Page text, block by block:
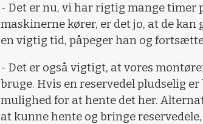
- Det er nu, vi har rigtig mange timer
maskinerne kører, er det jo, at de kan
en vigtig tid, påpeger han og
- Det er også vigtigt, at vores
bruge. Hvis en reservedel pludselig
mulighed for at hente det her.
at kunne hente og bringe